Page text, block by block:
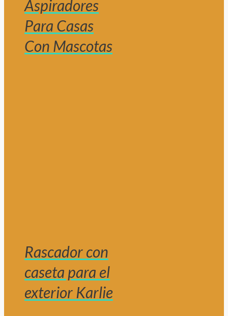
Aspiradores
Para Casas
Con Mascotas
Rascador con
caseta para el
exterior Karlie